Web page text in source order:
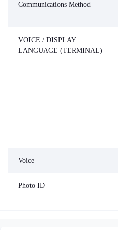
Communications Method
VOICE / DISPLAY
LANGUAGE (TERMINAL)
Voice
Photo ID